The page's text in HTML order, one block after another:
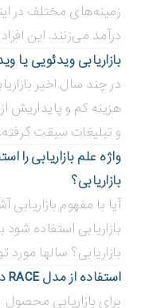
زمینه‌های مختلف در
درآمد می‌زنند. این
بازاریابی ویدئویی
در چند سال اخیر
هزینه کم و پایداریش
و تبلیغات سبقت
واژه علم بازاریابی را
بازاریابی؟
آیا با مفهوم بازاریابی
بازاریابی استفاده
بازاریابی؟ سالها مورد
استفاده از مدل RACE در بازاریابی دیجیتال
برای بازاریابی